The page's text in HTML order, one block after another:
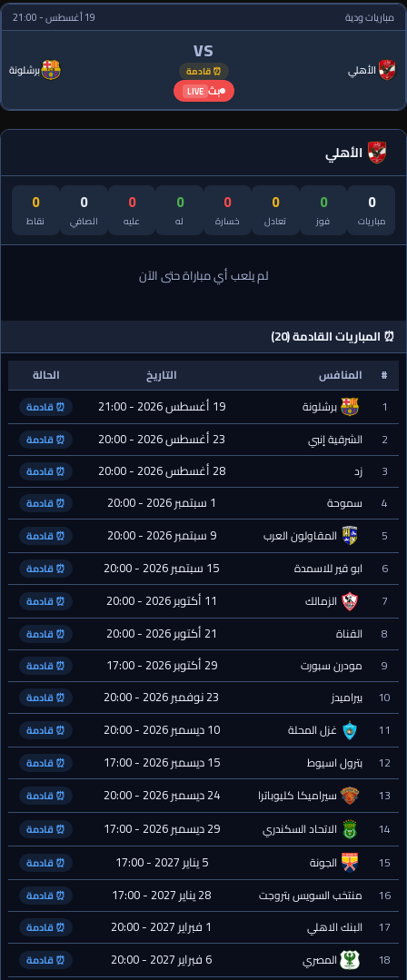
مباريات ودية 19 أغسطس - 21:00
الأهلي
VS
⏰ قادمة
بث LIVE
برشلونة
الأهلي
0
مباريات
0
فوز
0
تعادل
0
خسارة
0
له
0
عليه
0
الصافي
0
نقاط
لم يلعب أي مباراة حتى الآن
⏰ المباريات القادمة (20)
# المنافس التاريخ
الحالة
1
برشلونة 19 أغسطس 2026 - 21:00 ⏰ قادمة
2 الشرقية إنبي 23 أغسطس 2026 - 20:00 ⏰ قادمة
3 زد 28 أغسطس 2026 - 20:00 ⏰ قادمة
4 سموحة 1 سبتمبر 2026 - 20:00 ⏰ قادمة
5 المقاولون العرب 9 سبتمبر 2026 - 20:00 ⏰ قادمة
6 ابو قير للاسمدة 15 سبتمبر 2026 - 20:00 ⏰ قادمة
7 الزمالك 11 أكتوبر 2026 - 20:00 ⏰ قادمة
8 القناة 21 أكتوبر 2026 - 20:00 ⏰ قادمة
9 مودرن سبورت 29 أكتوبر 2026 - 17:00 ⏰ قادمة
10 بيراميدز 23 نوفمبر 2026 - 20:00 ⏰ قادمة
11 غزل المحلة 10 ديسمبر 2026 - 20:00 ⏰ قادمة
12 بترول اسيوط 15 ديسمبر 2026 - 17:00 ⏰ قادمة
13 سيراميكا كليوباترا 24 ديسمبر 2026 - 20:00 ⏰ قادمة
14 الاتحاد السكندري 29 ديسمبر 2026 - 17:00 ⏰ قادمة
15 الجونة 5 يناير 2027 - 17:00 ⏰ قادمة
16 منتخب السويس بتروجت 28 يناير 2027 - 17:00 ⏰ قادمة
17 البنك الاهلي 1 فبراير 2027 - 20:00 ⏰ قادمة
18 المصري 6 فبراير 2027 - 20:00 ⏰ قادمة